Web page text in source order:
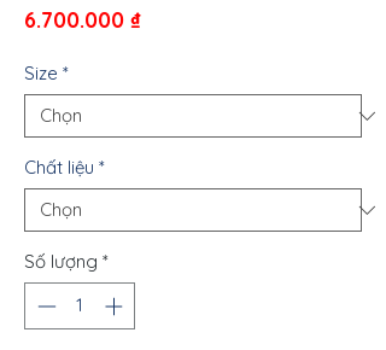
6.700.000 ₫Giá
Size *
Chất liệu *
Số lượng *